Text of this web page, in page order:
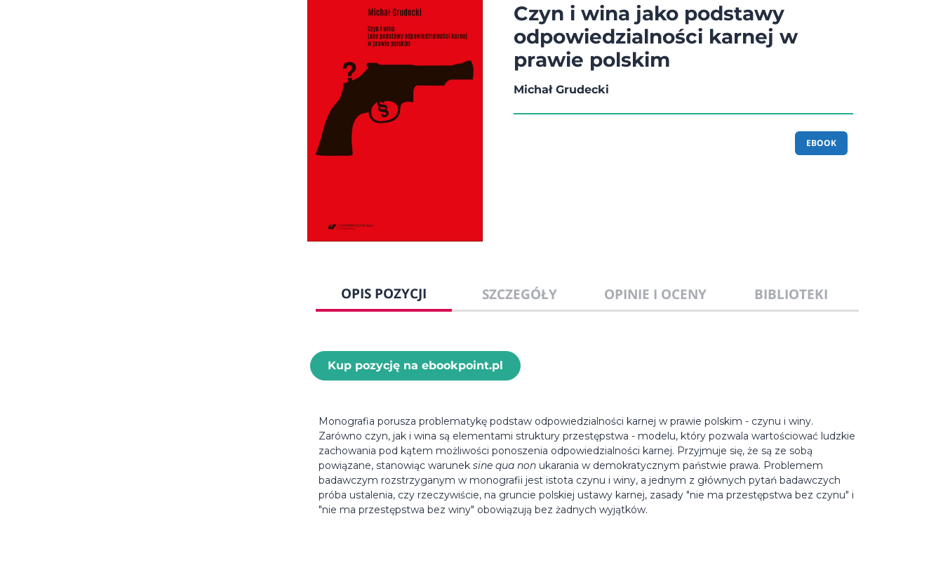
Czyn i wina jako podstawy
odpowiedzialności karnej w
prawie polskim
Michał Grudecki
EBOOK
OPIS POZYCJI SZCZEGÓŁY OPINIE I OCENY BIBLIOTEKI
Kup pozycję na ebookpoint.pl
Monografia porusza problematykę podstaw odpowiedzialności karnej w prawie polskim - czynu i winy.
Zarówno czyn, jak i wina są elementami struktury przestępstwa - modelu, który pozwala wartościować ludzkie
zachowania pod kątem możliwości ponoszenia odpowiedzialności karnej. Przyjmuje się, że są ze sobą
powiązane, stanowiąc warunek sine qua non ukarania w demokratycznym państwie prawa. Problemem
badawczym rozstrzyganym w monografii jest istota czynu i winy, a jednym z głównych pytań badawczych
próba ustalenia, czy rzeczywiście, na gruncie polskiej ustawy karnej, zasady "nie ma przestępstwa bez czynu" i
"nie ma przestępstwa bez winy" obowiązują bez żadnych wyjątków.